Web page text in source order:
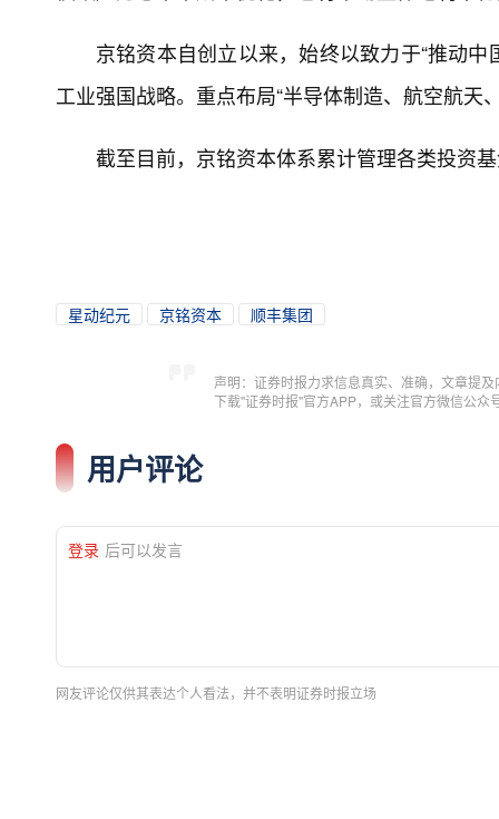
京铭资本自创立以来，始终以致力于“推动
工业强国战略。重点布局“半导体制造、航空航
截至目前，京铭资本体系累计管理各类投资
星动纪元 京铭资本 顺丰集团
声明：证券时报力求信息真实、准确，文章提
下载"证券时报"官方APP，或关注官方微信公
用户评论
登录 后可以发言
网友评论仅供其表达个人看法，并不表明证券时报立场